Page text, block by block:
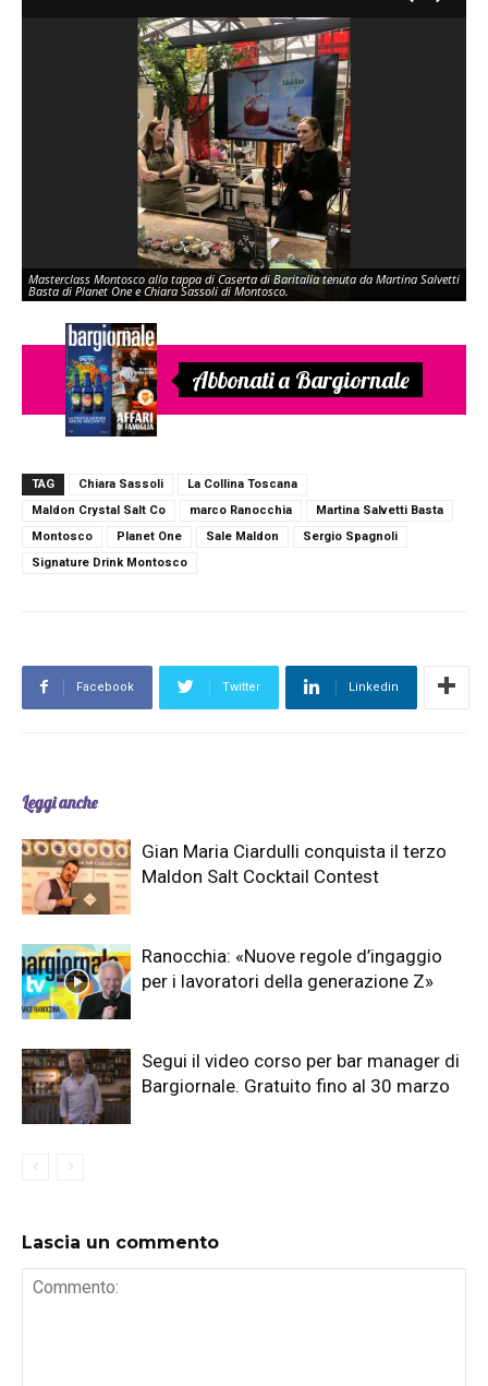
Masterclass Montosco alla tappa di Caserta di Baritalia tenuta da Martina Salvetti
Basta di Planet One e Chiara Sassoli di Montosco.
Abbonati a Bargiornale
TAG Chiara Sassoli
La Collina Toscana
Maldon Crystal Salt Co
marco Ranocchia
Martina Salvetti Basta
Montosco
Planet One Sale Maldon
Sergio Spagnoli
Signature Drink Montosco
Facebook Twitter Linkedin
Leggi anche
Gian Maria Ciardulli conquista il terzo
Maldon Salt Cocktail Contest
Ranocchia: «Nuove regole d’ingaggio
per i lavoratori della generazione Z»
Segui il video corso per bar manager di
Bargiornale. Gratuito fino al 30 marzo
Lascia un commento